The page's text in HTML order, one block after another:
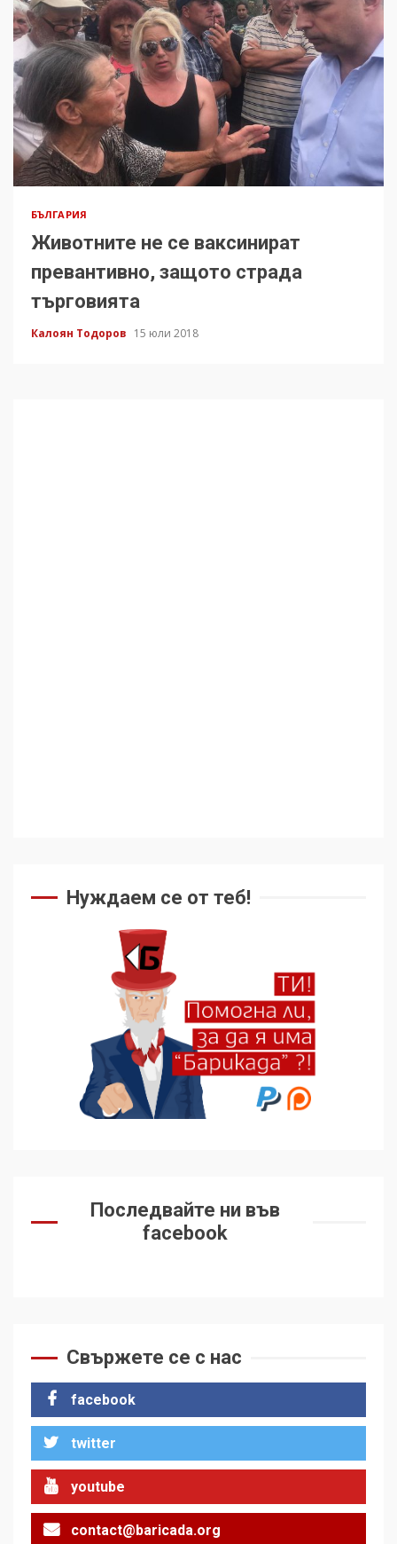
БЪЛГАРИЯ
Животните не се ваксинират
превантивно, защото страда
търговията
Калоян Тодоров 15 юли 2018
Нуждаем се от теб!
Последвайте ни във
facebook
Свържете се с нас
facebook
twitter
youtube
contact@baricada.org